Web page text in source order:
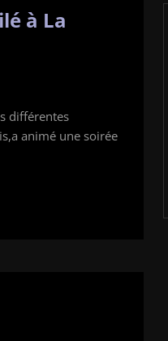
à La
différentes
animé une soirée